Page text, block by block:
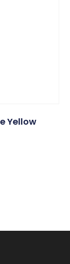
Yellow